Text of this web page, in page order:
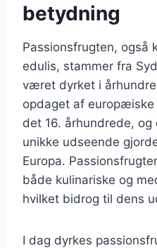
betydning
Passionsfrugten, også
edulis, stammer fra
været dyrket i
opdaget af
det 16. århundrede,
unikke udseende
Europa.
både kulinariske og
hvilket bidrog til dens
I dag dyrkes